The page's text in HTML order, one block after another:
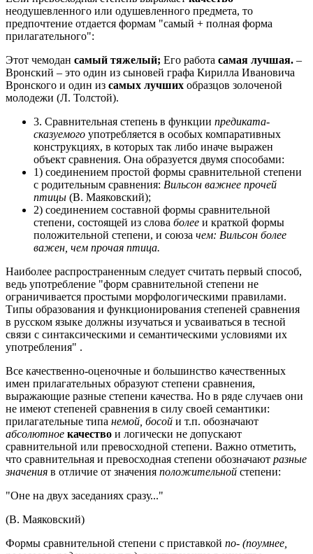
неодушевленного или одушевленного предмета, то
предпочтение отдается формам "самый + полная форма
прилагательного":
Этот чемодан самый тяжелый; Его работа самая лучшая. –
Вронский – это один из сыновей графа Кирилла Ивановича
Вронского и один из самых лучших образцов золоченой
молодежи (Л. Толстой).
3. Сравнительная степень в функции предиката-
сказуемого употребляется в особых компаративных
конструкциях, в которых так либо иначе выражен
объект сравнения. Она образуется двумя способами:
1) соединением простой формы сравнительной степени
с родительным сравнения: Вильсон важнее прочей
птицы (В. Маяковский);
2) соединением составной формы сравнительной
степени, состоящей из слова более и краткой формы
положительной степени, и союза чем: Вильсон более
важен, чем прочая птица.
Наиболее распространенным следует считать первый способ,
ведь употребление "форм сравнительной степени не
ограничивается простыми морфологическими правилами.
Типы образования и функционирования степеней сравнения
в русском языке должны изучаться и усваиваться в тесной
связи с синтаксическими и семантическими условиями их
употребления" .
Все качественно-оценочные и большинство качественных
имен прилагательных образуют степени сравнения,
выражающие разные степени качества. Но в ряде случаев они
не имеют степеней сравнения в силу своей семантики:
прилагательные типа немой, босой и т.п. обозначают
абсолютное качество и логически не допускают
сравнительной или превосходной степени. Важно отметить,
что сравнительная и превосходная степени обозначают разные
значения в отличие от значения положительной степени:
"Оне на двух заседаниях сразу..."
(В. Маяковский)
Формы сравнительной степени с приставкой по- (поумнее,